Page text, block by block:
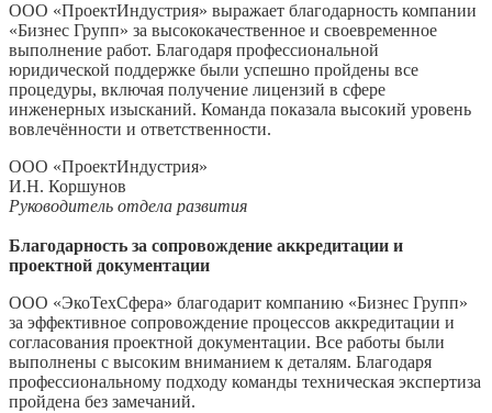
ООО «ПроектИндустрия» выражает благодарность компании
«Бизнес Групп» за высококачественное и своевременное
выполнение работ. Благодаря профессиональной
юридической поддержке были успешно пройдены все
процедуры, включая получение лицензий в сфере
инженерных изысканий. Команда показала высокий уровень
вовлечённости и ответственности.
ООО «ПроектИндустрия»
И.Н. Коршунов
Руководитель отдела развития
Благодарность за сопровождение аккредитации и
проектной документации
ООО «ЭкоТехСфера» благодарит компанию «Бизнес Групп»
за эффективное сопровождение процессов аккредитации и
согласования проектной документации. Все работы были
выполнены с высоким вниманием к деталям. Благодаря
профессиональному подходу команды техническая экспертиза
пройдена без замечаний.